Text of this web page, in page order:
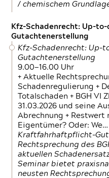
/ chemischem
Kfz-Schadenrecht: Up-
Gutachtenerstellung
Kfz-Schadenrecht: Up-
Gutachtenerstellung
9.00—16.00 Uhr
+ Aktuelle
Schadenregulierung +
Totalschaden + BGH VI
31.03.2026 und seine
Abrechnung +
Eigentümer? Oder: We…
Kraftfahrhaftpflicht-
Rechtsprechung des
aktuellen
Seminar bietet
neusten